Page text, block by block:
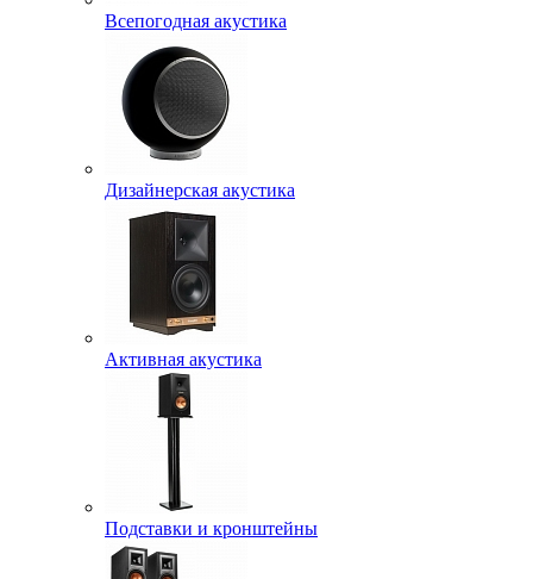
Всепогодная акустика
Дизайнерская акустика
Активная акустика
Подставки и кронштейны